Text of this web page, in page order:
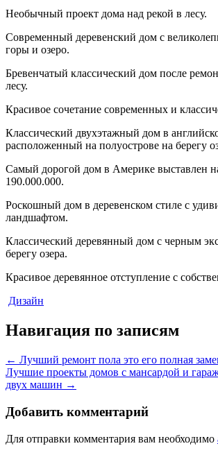
Необычный проект дома над рекой в лесу.
Современный деревенский дом с
горы и озеро.
Бревенчатый классический дом после
лесу.
Красивое сочетание современных и
Классический двухэтажный дом в
расположенный на полуострове на берегу
Самый дорогой дом в Америке выставлен
190.000.000.
Роскошный дом в деревенском стиле с
ландшафтом.
Классический деревянный дом с черным
берегу озера.
Красивое деревянное отступление с
Дизайн
Навигация по записям
← Лучший ремонт пола это его полная
Лучшие проекты домов с мансардой и
двух машин →
Добавить комментарий
Для отправки комментария вам необходимо